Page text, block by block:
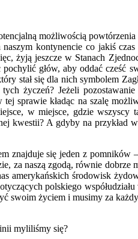
możliwością powtórzenia
kontynencie co jakiś
żyją jeszcze w Stanach
głów, aby oddać cześć
stał się dla nich symbolem
życzeń? Jeżeli
sprawie kładąc na szalę
w miejsce, gdzie wszyscy
kwestii? A gdyby na przykład
znajduje się jeden z pomników
za naszą zgodą, równie dobrze
amerykańskich środowisk
polskiego
swoim życiem i musimy za
myliliśmy się?